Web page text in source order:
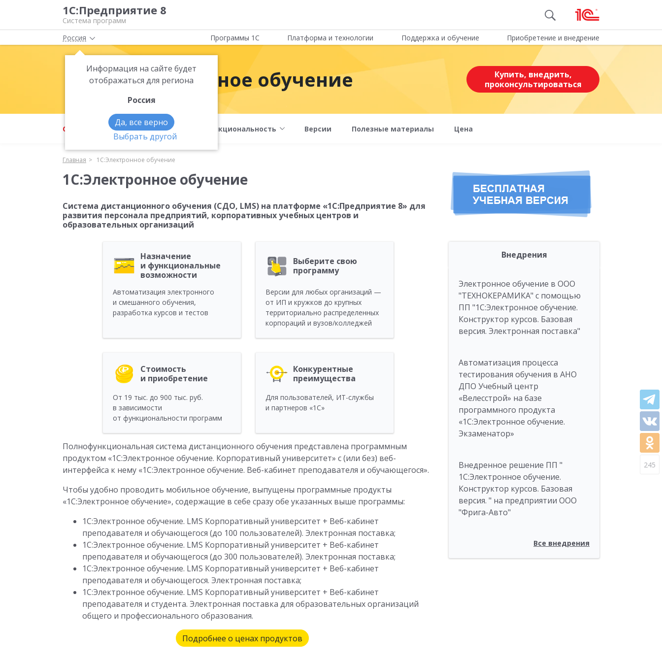
1С:Предприятие 8
Система программ
Россия
Информация на сайте будет
отображаться для региона
Россия
Да, все верно
Выбрать другой
Программы 1С Платформа и технологии Поддержка и обучение Приобретение и внедрение
1С:Электронное обучение
Купить, внедрить,
проконсультироваться
О продукте Преимущества Функциональность Версии Полезные материалы Цена
Главная 1С:Электронное обучение
1С:Электронное обучение
Система дистанционного обучения (СДО, LMS) на платформе «1С:Предприятие 8» для
развития персонала предприятий, корпоративных учебных центров и
образовательных организаций
Назначение
и функциональные
возможности
Автоматизация электронного
и смешанного обучения,
разработка курсов и тестов
Выберите свою
программу
Версии для любых организаций —
от ИП и кружков до крупных
территориально распределенных
корпораций и вузов/колледжей
Стоимость
и приобретение
От 19 тыс. до 900 тыс. руб.
в зависимости
от функциональности программ
Конкурентные
преимущества
Для пользователей, ИТ-службы
и партнеров «1С»
Полнофункциональная система дистанционного обучения представлена программным
продуктом «1С:Электронное обучение. Корпоративный университет» с (или без) веб-
интерфейса к нему «1С:Электронное обучение. Веб-кабинет преподавателя и обучающегося».
Чтобы удобно проводить мобильное обучение, выпущены программные продукты
«1С:Электронное обучение», содержащие в себе сразу обе указанных выше программы:
1С:Электронное обучение. LMS Корпоративный университет + Веб-кабинет
преподавателя и обучающегося (до 100 пользователей). Электронная поставка;
1С:Электронное обучение. LMS Корпоративный университет + Веб-кабинет
преподавателя и обучающегося (до 300 пользователей). Электронная поставка;
1С:Электронное обучение. LMS Корпоративный университет + Веб-кабинет
преподавателя и обучающегося. Электронная поставка;
1С:Электронное обучение. LMS Корпоративный университет + Веб-кабинет
преподавателя и студента. Электронная поставка для образовательных организаций
общего и профессионального образования.
Подробнее о ценах продуктов
245
Внедрения
Электронное обучение в ООО
"ТЕХНОКЕРАМИКА" с помощью
ПП "1С:Электронное обучение.
Конструктор курсов. Базовая
версия. Электронная поставка"
Автоматизация процесса
тестирования обучения в АНО
ДПО Учебный центр
«Велесстрой» на базе
программного продукта
«1С:Электронное обучение.
Экзаменатор»
Внедренное решение ПП "
1С:Электронное обучение.
Конструктор курсов. Базовая
версия. " на предприятии ООО
"Фрига-Авто"
Все внедрения